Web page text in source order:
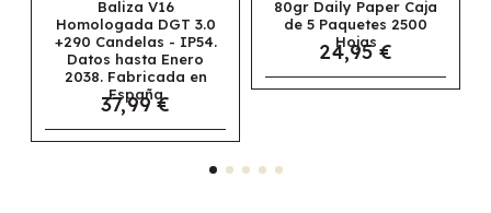
DGT 3.0
- IP54.
en
80gr Daily Paper Caja
de 5 Paquetes 2500
Hojas
24,95 €
Universal
Multifunción A3
Caja de 5